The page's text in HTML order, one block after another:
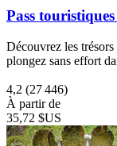
Pass
Découvrez les
plongez sans effort
4,2 (27 446)
À partir de
35,72 $US